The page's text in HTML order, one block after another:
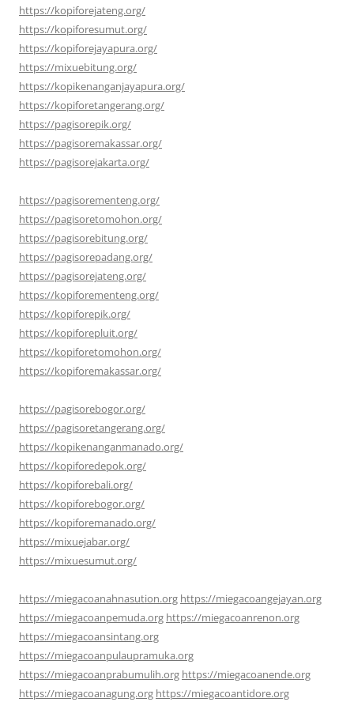
https://kopiforejateng.org/
https://kopiforesumut.org/
https://kopiforejayapura.org/
https://mixuebitung.org/
https://kopikenanganjayapura.org/
https://kopiforetangerang.org/
https://pagisorepik.org/
https://pagisoremakassar.org/
https://pagisorejakarta.org/
https://pagisorementeng.org/
https://pagisoretomohon.org/
https://pagisorebitung.org/
https://pagisorepadang.org/
https://pagisorejateng.org/
https://kopiforementeng.org/
https://kopiforepik.org/
https://kopiforepluit.org/
https://kopiforetomohon.org/
https://kopiforemakassar.org/
https://pagisorebogor.org/
https://pagisoretangerang.org/
https://kopikenanganmanado.org/
https://kopiforedepok.org/
https://kopiforebali.org/
https://kopiforebogor.org/
https://kopiforemanado.org/
https://mixuejabar.org/
https://mixuesumut.org/
https://miegacoanahnasution.org https://miegacoangejayan.org
https://miegacoanpemuda.org https://miegacoanrenon.org
https://miegacoansintang.org
https://miegacoanpulaupramuka.org
https://miegacoanprabumulih.org https://miegacoanende.org
https://miegacoanagung.org https://miegacoantidore.org